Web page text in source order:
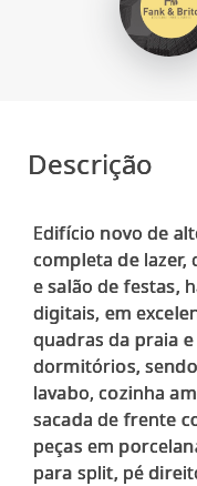
Descrição
Edifício novo de
completa de lazer,
e salão de festas,
digitais, em
quadras da praia
dormitórios,
lavabo, cozinha
sacada de frente
peças em
para split, pé